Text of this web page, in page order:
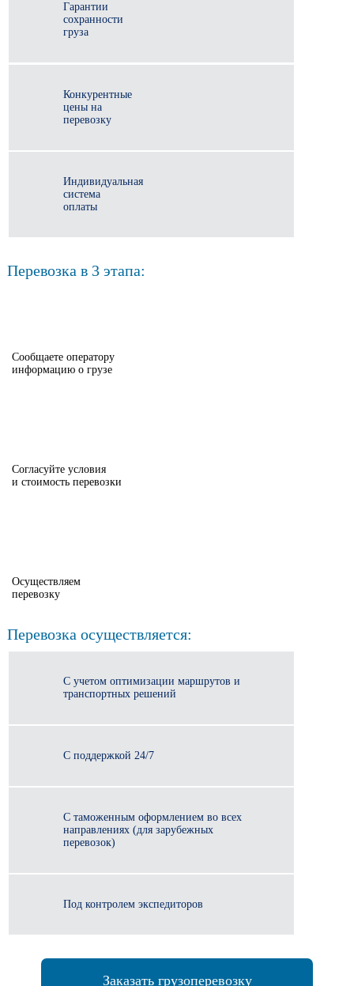
Гарантии
сохранности
груза
Конкурентные
цены на
перевозку
Индивидуальная
система
оплаты
Перевозка в 3 этапа:
Сообщаете оператору
информацию о грузе
Согласуйте условия
и стоимость перевозки
Осуществляем
перевозку
Перевозка осуществляется:
С учетом оптимизации маршрутов и
транспортных решений
С поддержкой 24/7
С таможенным оформлением во всех
направлениях (для зарубежных
перевозок)
Под контролем экспедиторов
Заказать грузоперевозку